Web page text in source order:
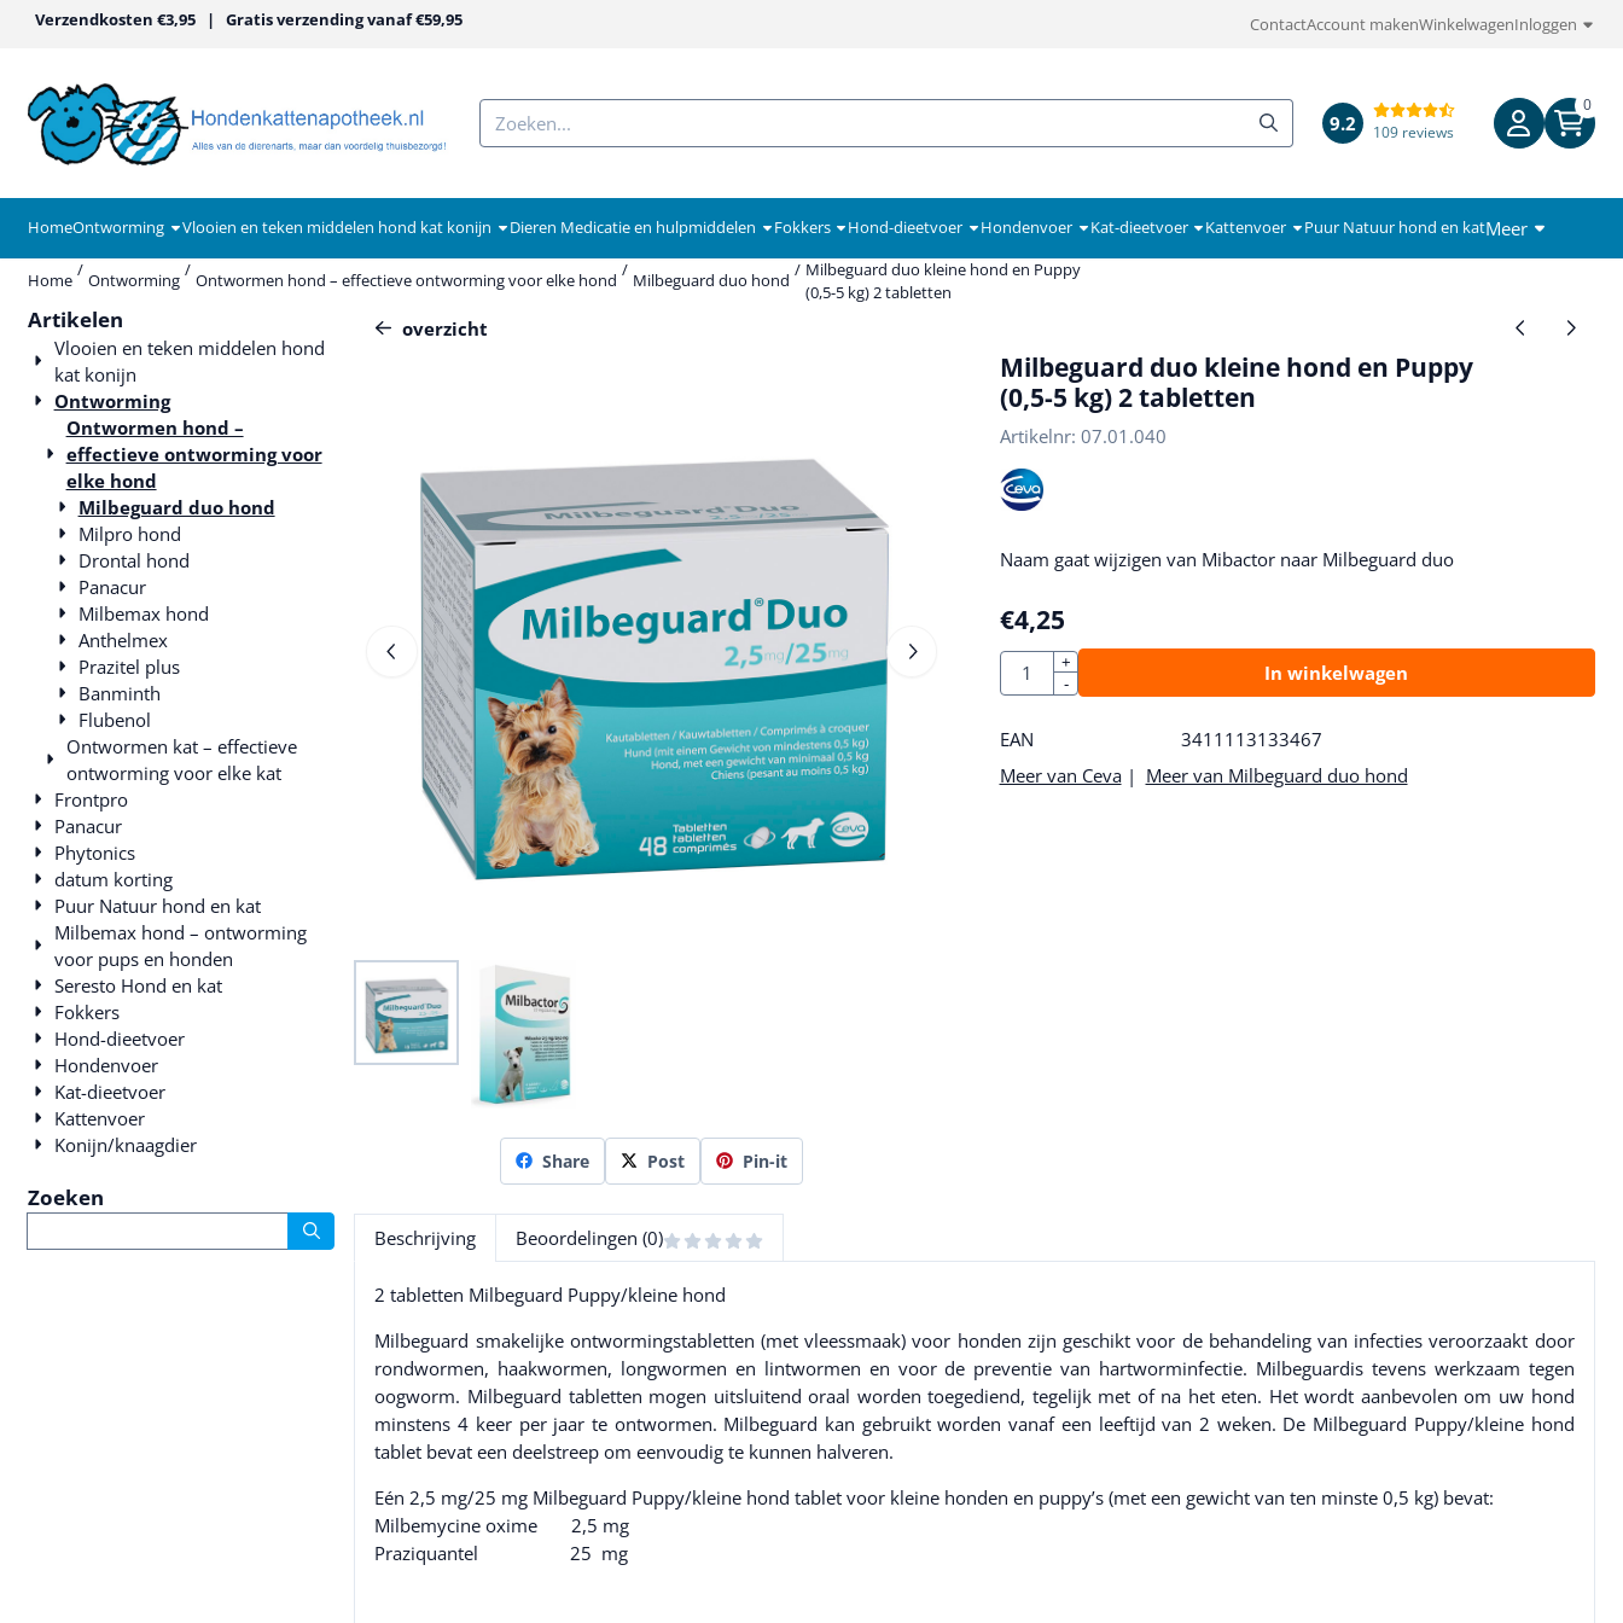
Cookievoorkeuren zijn momenteel gesloten.
Verzendkosten €3,95 | Gratis verzending vanaf €59,95 ContactAccount makenWinkelwagenInloggen
Zoeken
9.2 109 reviews
0
HomeOntworming Vlooien en teken middelen hond kat konijn Dieren Medicatie en hulpmiddelen Fokkers Hond-dieetvoer Hondenvoer Kat-dieetvoer Kattenvoer Puur Natuur hond en katMeer
Home
/
Ontworming
/
Ontwormen hond – effectieve ontworming voor elke hond
/
Milbeguard duo hond
/ Milbeguard duo kleine hond en Puppy
(0,5-5 kg) 2 tabletten
Artikelen
Vlooien en teken middelen hond
kat konijn
Ontworming
Ontwormen hond –
effectieve ontworming voor
elke hond
Milbeguard duo hond
Milpro hond
Drontal hond
Panacur
Milbemax hond
Anthelmex
Prazitel plus
Banminth
Flubenol
Ontwormen kat – effectieve
ontworming voor elke kat
Frontpro
Panacur
Phytonics
datum korting
Puur Natuur hond en kat
Milbemax hond – ontworming
voor pups en honden
Seresto Hond en kat
Fokkers
Hond-dieetvoer
Hondenvoer
Kat-dieetvoer
Kattenvoer
Konijn/knaagdier
Zoeken
overzicht
Share Post Pin-it
Milbeguard duo kleine hond en Puppy
(0,5-5 kg) 2 tabletten
Artikelnr: 07.01.040
Naam gaat wijzigen van Mibactor naar Milbeguard duo
€4,25
Aantal
+
-
In winkelwagen
EAN
3411113133467
Meer van Ceva| Meer van Milbeguard duo hond
Beschrijving Beoordelingen (0)
2 tabletten Milbeguard Puppy/kleine hond
Milbeguard smakelijke ontwormingstabletten (met vleessmaak) voor honden zijn geschikt voor de behandeling van infecties veroorzaakt door
rondwormen, haakwormen, longwormen en lintwormen en voor de preventie van hartworminfectie. Milbeguardis tevens werkzaam tegen
oogworm. Milbeguard tabletten mogen uitsluitend oraal worden toegediend, tegelijk met of na het eten. Het wordt aanbevolen om uw hond
minstens 4 keer per jaar te ontwormen. Milbeguard kan gebruikt worden vanaf een leeftijd van 2 weken. De Milbeguard Puppy/kleine hond
tablet bevat een deelstreep om eenvoudig te kunnen halveren.
Eén 2,5 mg/25 mg Milbeguard Puppy/kleine hond tablet voor kleine honden en puppy’s (met een gewicht van ten minste 0,5 kg) bevat:
Milbemycine oxime 2,5 mg
Praziquantel 25 mg